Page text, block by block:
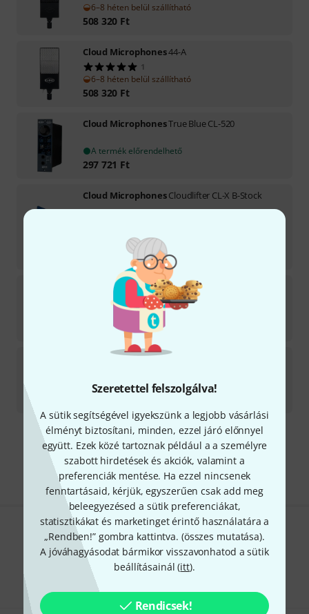
Szeretettel felszolgálva!
A sütik segítségével igyekszünk a legjobb vásárlási
élményt biztosítani, minden, ezzel járó előnnyel
együtt. Ezek közé tartoznak például a a személyre
szabott hirdetések és akciók, valamint a
preferenciák mentése. Ha ezzel nincsenek
fenntartásaid, kérjük, egyszerűen csak add meg
beleegyezésed a sütik preferenciákat,
statisztikákat és marketinget érintő használatára a
„Rendben!” gombra kattintva. (összes mutatása).
A jóváhagyásodat bármikor visszavonhatod a sütik
beállításainál (itt).
Rendicsek!
6–8 héten belül szállítható
508 320 Ft
Cloud Microphones44-A
1
6–8 héten belül szállítható
508 320 Ft
Cloud MicrophonesTrue Blue CL-520
A termék előrendelhető
297 721 Ft
Cloud MicrophonesCloudlifter CL-X B-Stock
Ft
30 napos legjobb ár
Cloud MicrophonesCloudlifter CL-1 Mic A B-Stock
Azonnal szállítható
38 690Ft
Cloud Microphones44-A B-Stock
Azonnal szállítható
Díjmentes szállítás 79 000 Ft fölött
Minden ár tartalmazza az ÁFÁ-t
Tetszik, amit látsz?
Megosztás Súgó & Visszajelzések